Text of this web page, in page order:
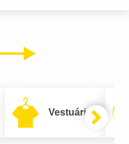
Próximo
Vestuário